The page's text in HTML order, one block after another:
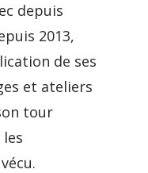
depuis
2013,
de ses
et ateliers
tour